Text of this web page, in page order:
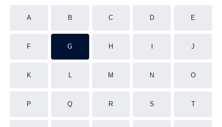
A B C D E
F G H J
K L M N O
P Q R S T